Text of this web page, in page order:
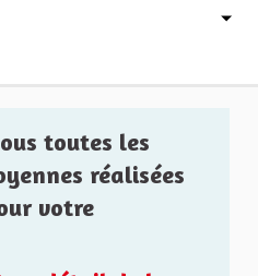
toutes les
réalisées
votre